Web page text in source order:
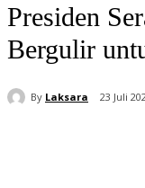
Presiden
Bergulir
By Laksara 23 Juli